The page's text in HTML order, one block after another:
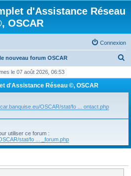
d'Assistance Réseau
OSCAR
Connexion
nouveau forum OSCAR
h
r
r
le 07 août 2026, 06:53
d'Assistance Réseau ©, OSCAR
OSCAR/stat/fo ... ontact.php
utiliser ce forum :
stat/fo ... _forum.php